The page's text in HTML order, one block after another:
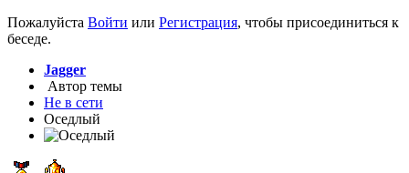
Пожалуйста Войти или Регистрация, чтобы присоединиться к
беседе.
Jagger
Автор темы
Не в сети
Оседлый